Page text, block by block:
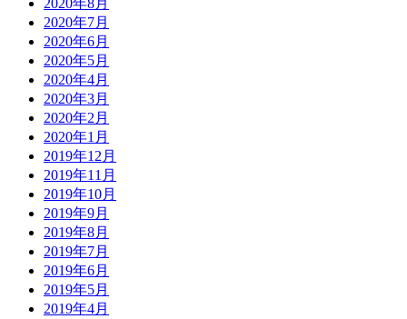
2020年8月
2020年7月
2020年6月
2020年5月
2020年4月
2020年3月
2020年2月
2020年1月
2019年12月
2019年11月
2019年10月
2019年9月
2019年8月
2019年7月
2019年6月
2019年5月
2019年4月